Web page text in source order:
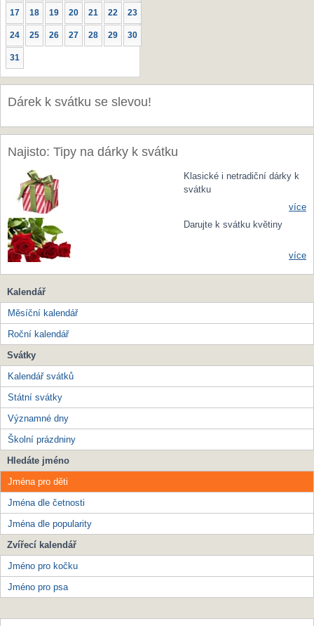
17 18 19 20 21 22 23
24 25 26 27 28 29 30
31
Dárek k svátku se slevou!
Najisto: Tipy na dárky k svátku
Klasické i netradiční dárky k
svátku
více
Darujte k svátku květiny
více
Kalendář
Měsíční kalendář
Roční kalendář
Svátky
Kalendář svátků
Státní svátky
Významné dny
Školní prázdniny
Hledáte jméno
Jména pro děti
Jména dle četnosti
Jména dle popularity
Zvířecí kalendář
Jméno pro kočku
Jméno pro psa